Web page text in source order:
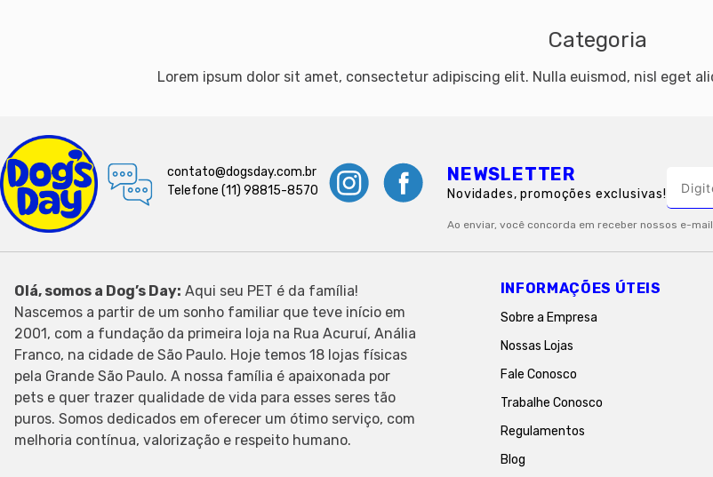
Categoria
Lorem ipsum dolor sit amet, consectetur adipiscing elit. Nulla euismod, nisl eget
contato@dogsday.com.br
Telefone (11) 98815-8570
NEWSLETTER
Novidades, promoções exclusivas!
Olá, somos a Dog’s Day: Aqui seu PET é da família!
Nascemos a partir de um sonho familiar que teve início em
2001, com a fundação da primeira loja na Rua Acuruí, Anália
Franco, na cidade de São Paulo. Hoje temos 18 lojas físicas
pela Grande São Paulo. A nossa família é apaixonada por
pets e quer trazer qualidade de vida para esses seres tão
puros. Somos dedicados em oferecer um ótimo serviço, com
melhoria contínua, valorização e respeito humano.
INFORMAÇÕES ÚTEIS
Sobre a Empresa
Nossas Lojas
Fale Conosco
Trabalhe Conosco
Regulamentos
Blog